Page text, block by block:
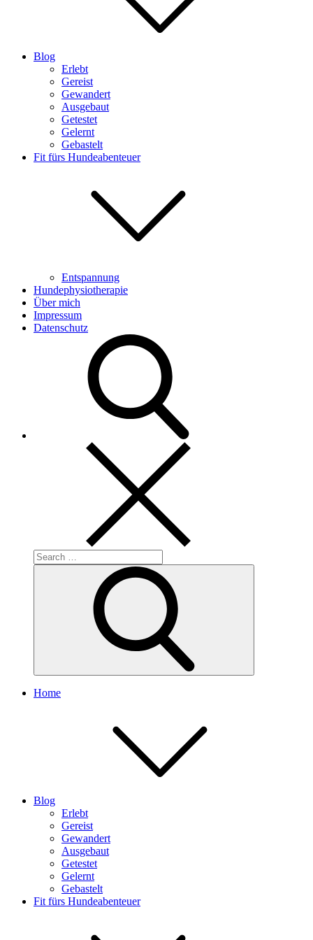
Blog
Erlebt
Gereist
Gewandert
Ausgebaut
Getestet
Gelernt
Gebastelt
Fit fürs Hundeabenteuer
Entspannung
Hundephysiotherapie
Über mich
Impressum
Datenschutz
Search
for:
Home
Blog
Erlebt
Gereist
Gewandert
Ausgebaut
Getestet
Gelernt
Gebastelt
Fit fürs Hundeabenteuer